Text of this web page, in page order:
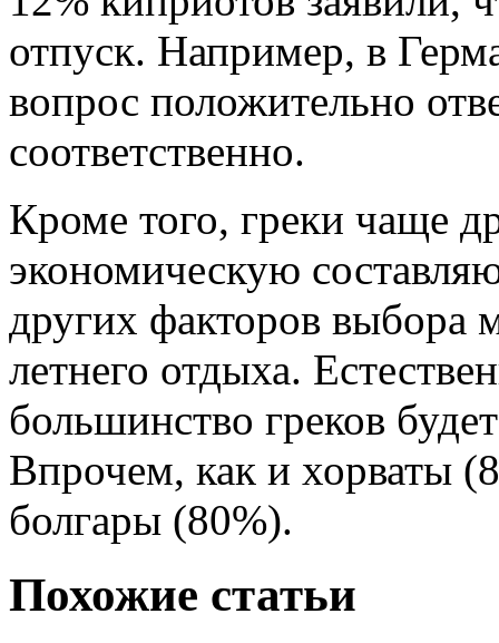
отпуск. Например, в
вопрос положительно
соответственно.
Кроме того, греки чаще
экономическую
других факторов выбора
летнего отдыха.
большинство греков
Впрочем, как и хорваты
болгары (80%).
Похожие статьи